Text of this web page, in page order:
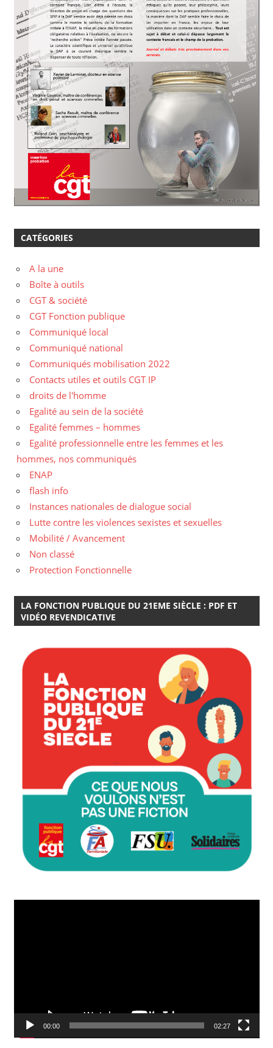
CATÉGORIES
A la une
Boîte à outils
CGT & société
CGT Fonction publique
Communiqué local
Communiqué national
Communiqués mobilisation 2022
Contacts utiles et outils CGT IP
droits de l'homme
Egalité au sein de la société
Egalité femmes – hommes
Egalité professionnelle entre les femmes et les
hommes, nos communiqués
ENAP
flash info
Instances nationales de dialogue social
Lutte contre les violences sexistes et sexuelles
Mobilité / Avancement
Non classé
Protection Fonctionnelle
LA FONCTION PUBLIQUE DU 21EME SIÈCLE : PDF ET
VIDÉO REVENDICATIVE
00:00 02:27